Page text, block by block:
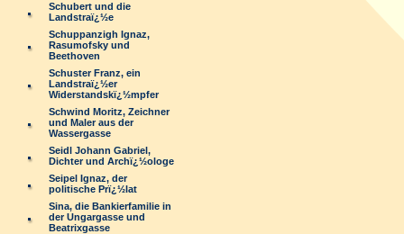
Schubert und die
Landstraï¿½e
Schuppanzigh Ignaz,
Rasumofsky und
Beethoven
Schuster Franz, ein
Landstraï¿½er
Widerstandskï¿½mpfer
Schwind Moritz, Zeichner
und Maler aus der
Wassergasse
Seidl Johann Gabriel,
Dichter und Archï¿½ologe
Seipel Ignaz, der
politische Prï¿½lat
Sina, die Bankierfamilie in
der Ungargasse und
Beatrixgasse